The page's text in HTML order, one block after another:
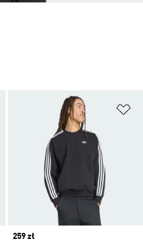
Dodaj do listy życzeń
Price
259 zł